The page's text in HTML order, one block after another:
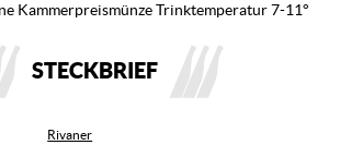
Kammerpreismünze Trinktemperatur 7-11°
STECKBRIEF
Rivaner